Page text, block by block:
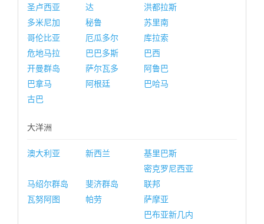
圣卢西亚
达
洪都拉斯
多米尼加
秘鲁
苏里南
哥伦比亚
厄瓜多尔
库拉索
危地马拉
巴巴多斯
巴西
开曼群岛
萨尔瓦多
阿鲁巴
巴拿马
阿根廷
巴哈马
古巴
大洋洲
澳大利亚 新西兰 基里巴斯
马绍尔群岛 斐济群岛
密克罗尼西亚
联邦
瓦努阿图
帕劳 萨摩亚
巴布亚新几内